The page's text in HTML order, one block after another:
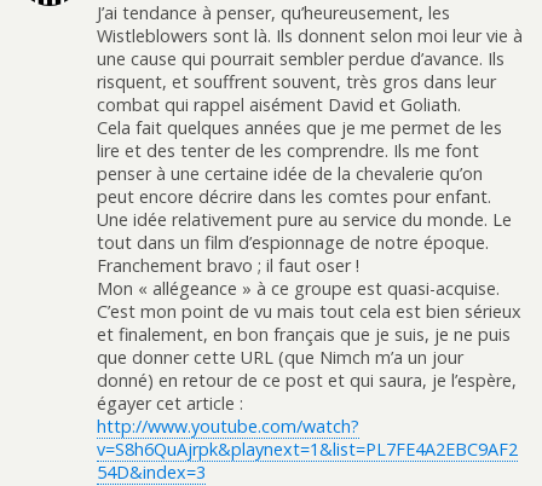
J’ai tendance à penser, qu’heureusement, les
Wistleblowers sont là. Ils donnent selon moi leur vie à
une cause qui pourrait sembler perdue d’avance. Ils
risquent, et souffrent souvent, très gros dans leur
combat qui rappel aisément David et Goliath.
Cela fait quelques années que je me permet de les
lire et des tenter de les comprendre. Ils me font
penser à une certaine idée de la chevalerie qu’on
peut encore décrire dans les comtes pour enfant.
Une idée relativement pure au service du monde. Le
tout dans un film d’espionnage de notre époque.
Franchement bravo ; il faut oser !
Mon « allégeance » à ce groupe est quasi-acquise.
C’est mon point de vu mais tout cela est bien sérieux
et finalement, en bon français que je suis, je ne puis
que donner cette URL (que Nimch m’a un jour
donné) en retour de ce post et qui saura, je l’espère,
égayer cet article :
http://www.youtube.com/watch?
v=S8h6QuAjrpk&playnext=1&list=PL7FE4A2EBC9AF2
54D&index=3